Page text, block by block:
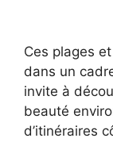
Ces plages
dans un
invite à
beauté
d’itinéraires